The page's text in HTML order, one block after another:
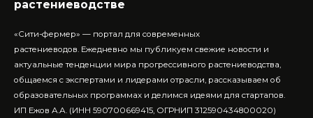
растениеводстве
«Сити-фермер» — портал для современных
растениеводов. Ежедневно мы публикуем свежие новости и
актуальные тенденции мира прогрессивного растениеводства,
общаемся с экспертами и лидерами отрасли, рассказываем об
образовательных программах и делимся идеями для стартапов.
ИП Ежов А.А. (ИНН 590700669415, ОГРНИП 312590434800020)